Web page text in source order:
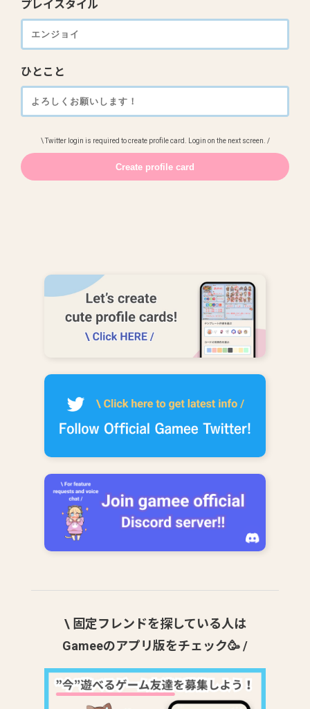
プレイスタイル
ひとこと
\ Twitter login is required to create profile card. Login on the next screen. /
\ 固定フレンドを探している人は
Gameeのアプリ版をチェック🥳 /